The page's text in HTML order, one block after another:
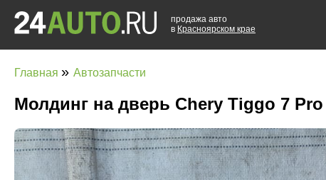
продажа авто
в Красноярском крае
Главная » Автозапчасти
Молдинг на дверь Chery Tiggo 7 Pro